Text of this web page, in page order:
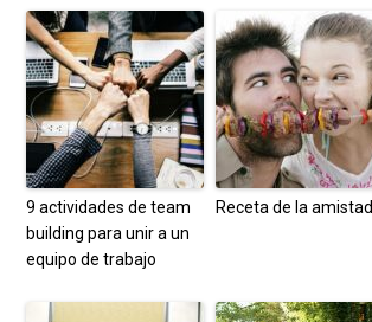
9 actividades de team
building para unir a un
equipo de trabajo
Receta de la amistad